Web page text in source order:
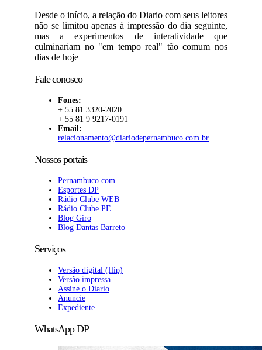
Desde o início, a relação do Diario com seus leitores
não se limitou apenas à impressão do dia seguinte,
mas a experimentos de interatividade que
culminariam no "em tempo real" tão comum nos
dias de hoje
Fale conosco
Fones:
+ 55 81 3320-2020
+ 55 81 9 9217-0191
Email:
relacionamento@diariodepernambuco.com.br
Nossos portais
Pernambuco.com
Esportes DP
Rádio Clube WEB
Rádio Clube PE
Blog Giro
Blog Dantas Barreto
Serviços
Versão digital (flip)
Versão impressa
Assine o Diario
Anuncie
Expediente
WhatsApp DP